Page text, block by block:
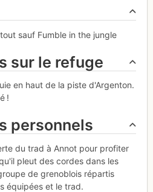
sauf Fumble in the jungle
sur le refuge
en haut de la piste d'Argenton.
!
personnels
du trad à Annot pour profiter
pleut des cordes dans les
de grenoblois répartis
équipées et le trad.